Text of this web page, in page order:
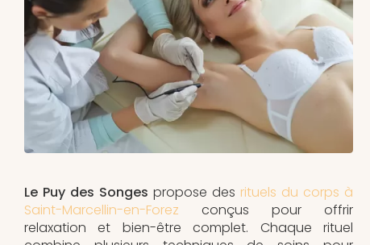
Le Puy des Songes propose des rituels du corps à
Saint-Marcellin-en-Forez conçus pour offrir
relaxation et bien-être complet. Chaque rituel